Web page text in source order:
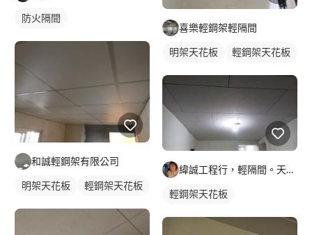
防火隔間
和誠輕鋼架有限公司
明架天花板 輕鋼架天花板
喜樂輕鋼架輕隔間
明架天花板 輕鋼架天花板
緯誠工程行，輕隔間。天花。防火建材居家隔間，天花
輕鋼架天花板